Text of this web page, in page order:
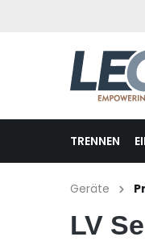
TRENNEN
Geräte
LV